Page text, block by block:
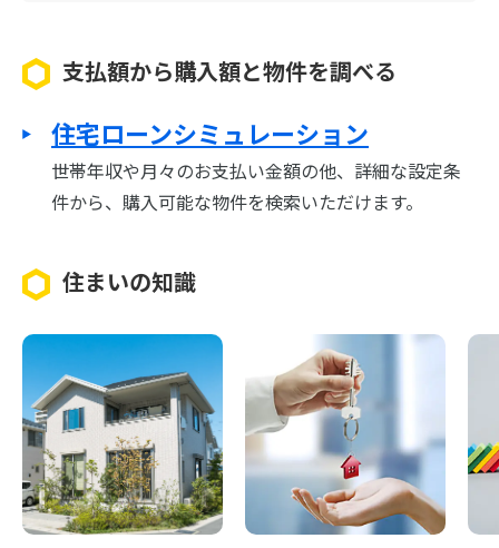
支払額から購入額と物件を調べる
住宅ローンシミュレーション
世帯年収や月々のお支払い金額の他、詳細な設定条
件から、購入可能な物件を検索いただけます。
住まいの知識